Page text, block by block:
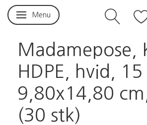
Skifte navigation
Menu
Madamepose,
HDPE, hvid, 15
9,80x14,80
(30 stk)